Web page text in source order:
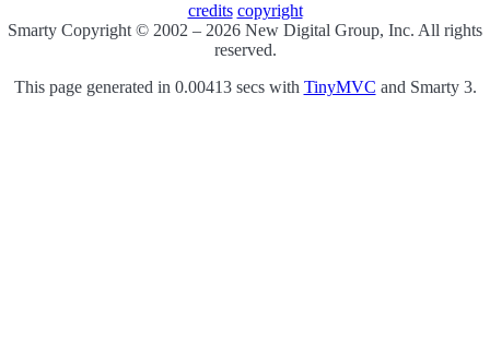
credits copyright
Smarty Copyright © 2002 – 2026 New Digital Group, Inc. All rights
reserved.
This page generated in 0.00413 secs with TinyMVC and Smarty 3.